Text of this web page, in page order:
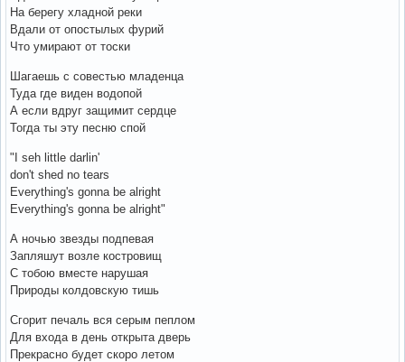
На берегу хладной реки
Вдали от опостылых фурий
Что умирают от тоски
Шагаешь с совестью младенца
Туда где виден водопой
А если вдруг защимит сердце
Тогда ты эту песню спой
"I seh little darlin'
don't shed no tears
Everything's gonna be alright
Everything's gonna be alright"
А ночью звезды подпевая
Запляшут возле костровищ
С тобою вместе нарушая
Природы колдовскую тишь
Сгорит печаль вся серым пеплом
Для входа в день открыта дверь
Прекрасно будет скоро летом